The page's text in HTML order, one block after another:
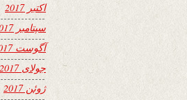
اکتبر 2017
سپتامبر 2017
آگوست 2017
جولای 2017
ژوئن 2017